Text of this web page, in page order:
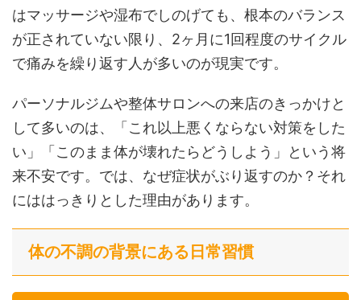
はマッサージや湿布でしのげても、根本のバランス
が正されていない限り、2ヶ月に1回程度のサイクル
で痛みを繰り返す人が多いのが現実です。
パーソナルジムや整体サロンへの来店のきっかけと
して多いのは、「これ以上悪くならない対策をした
い」「このまま体が壊れたらどうしよう」という将
来不安です。では、なぜ症状がぶり返すのか？それ
にははっきりとした理由があります。
体の不調の背景にある日常習慣